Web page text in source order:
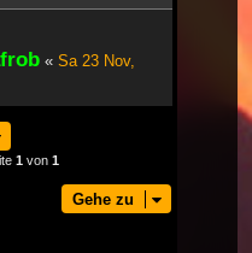
« Sa 23 Nov,
1 von 1
Gehe zu